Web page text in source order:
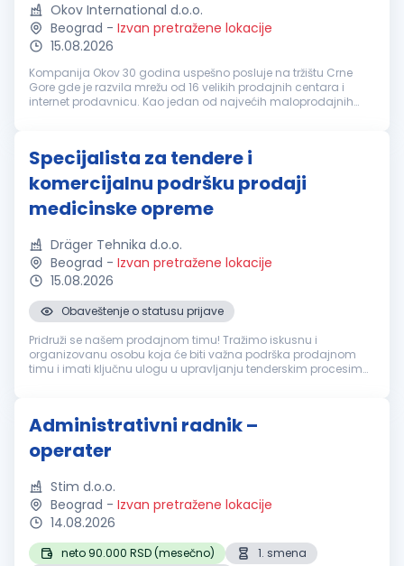
Okov International d.o.o.
Beograd - Izvan pretražene lokacije
15.08.2026
Kompanija Okov 30 godina uspešno posluje na tržištu Crne
Gore gde je razvila mrežu od 16 velikih prodajnih centara i
internet prodavnicu. Kao jedan od najvećih maloprodajnih
Specijalista za tendere i
komercijalnu podršku prodaji
medicinske opreme
Dräger Tehnika d.o.o.
Beograd - Izvan pretražene lokacije
15.08.2026
Obaveštenje o statusu prijave
Pridruži se našem prodajnom timu! Tražimo iskusnu i
organizovanu osobu koja će biti važna podrška prodajnom
timu i imati ključnu ulogu u upravljanju tenderskim procesima,
Administrativni radnik –
operater
Stim d.o.o.
Beograd - Izvan pretražene lokacije
14.08.2026
neto 90.000 RSD (mesečno)
1. smena